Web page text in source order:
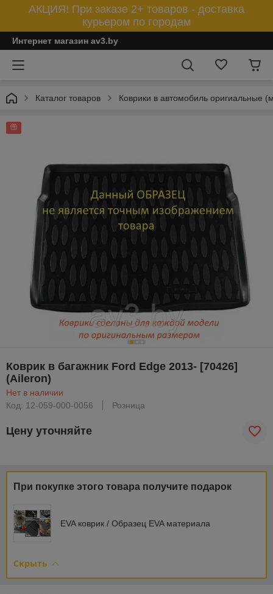
АКЦИЯ! При заказе 2+ товаров - доставка
курьером по городам
Интернет магазин av3.by
Каталог товаров Коврики в автомобиль оригиальные
Коврик в багажник Ford Edge 2013- [70426]
(Aileron)
Нет в наличии
Код: 12-059-000-0056
Розница
Цену уточняйте
При покупке этого товара получите подарок
EVA коврик / Образец EVA материала
Скрыть